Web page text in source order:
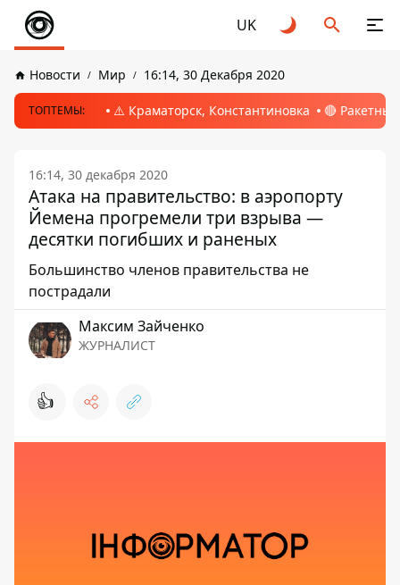
UK
Новости Мир 16:14, 30 Декабря 2020
ТОПТЕМЫ: ⚠️ Краматорск, Константиновка 🔴
16:14, 30 декабря 2020
Атака на правительство: в аэропорту
Йемена прогремели три взрыва —
десятки погибших и раненых
Большинство членов правительства не
пострадали
Максим Зайченко
ЖУРНАЛИСТ
👍